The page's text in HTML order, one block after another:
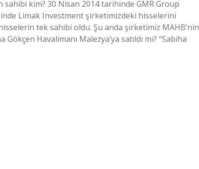
sahibi kim? 30 Nisan 2014 tarihinde GMR Group
Limak Investment şirketimizdeki hisselerini
tek sahibi oldu. Şu anda şirketimiz MAHB’nin
Havalimanı Malezya’ya satıldı mı? “Sabiha